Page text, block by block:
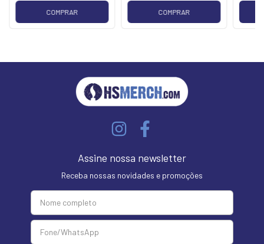
COMPRAR COMPRAR
Assine nossa newsletter
Receba nossas novidades e promoções